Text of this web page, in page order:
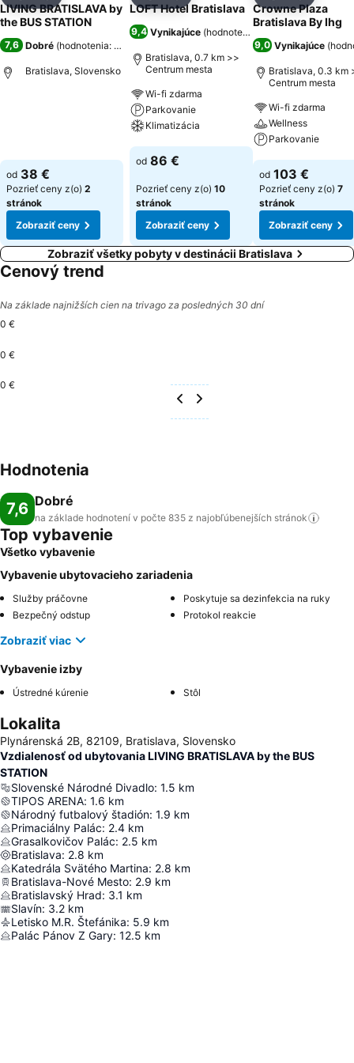
LIVING BRATISLAVA by
the BUS STATION
7,6 Dobré (hodnotenia: 835
Bratislava, Slovensko
od 38 €
Pozrieť ceny z(o) 2
stránok
Zobraziť ceny
LOFT Hotel Bratislava
9,4 Vynikajúce (hodnotenia: 13 939
Bratislava, 0.7 km >>
Centrum mesta
Wi-fi zdarma
Parkovanie
Klimatizácia
Zobraziť ceny
od 86 €
Pozrieť ceny z(o) 10
stránok
Zobraziť ceny
Crowne Plaza
Bratislava By Ihg
9,0 Vynikajúce (
Bratislava, 0.3 km
Centrum mesta
Wi-fi zdarma
Wellness
Parkovanie
Zobraziť ceny
od 103 €
Pozrieť ceny z(o) 7
stránok
Zobraziť ceny
Zobraziť všetky pobyty v destinácii Bratislava
Cenový trend
Na základe najnižších cien na trivago za posledných 30 dní
0 €
0 €
0 €
Hodnotenia
7,6 Dobré
na základe hodnotení v počte 835 z najobľúbenejších stránok
Top vybavenie
Všetko vybavenie
Vybavenie ubytovacieho zariadenia
Služby práčovne
Poskytuje sa dezinfekcia na ruky
Bezpečný odstup
Protokol reakcie
Zobraziť viac
Vybavenie izby
Ústredné kúrenie Stôl
Lokalita
Plynárenská 2B, 82109, Bratislava, Slovensko
Vzdialenosť od ubytovania LIVING BRATISLAVA by the BUS
STATION
Slovenské Národné Divadlo: 1.5 km
TIPOS ARENA: 1.6 km
Národný futbalový štadión: 1.9 km
Primaciálny Palác: 2.4 km
Grasalkovičov Palác: 2.5 km
Bratislava: 2.8 km
Katedrála Svätého Martina: 2.8 km
Bratislava-Nové Mesto: 2.9 km
Bratislavský Hrad: 3.1 km
Slavín: 3.2 km
Letisko M.R. Štefánika: 5.9 km
Palác Pánov Z Gary: 12.5 km